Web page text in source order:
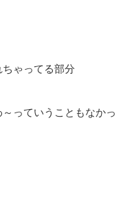
ゃってる部分
っていうこともなかっ